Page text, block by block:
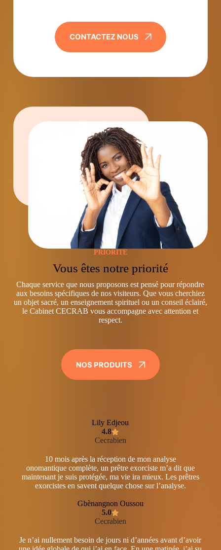
CONTACTEZ NOUS
PRIORITÉ
Vous êtes notre priorité
Chaque service que nous proposons est pensé pour répondre
aux besoins spécifiques de nos visiteurs. Que vous cherchiez
un objet sacré, un enseignement spirituel ou un conseil éclairé,
le Cabinet CECRAB vous accompagne avec attention et
respect.
NOS PRODUITS
Lily Edjeou
4.8
Cecrabien
10 mois après la réception de mon analyse
onomantique complète, un prêtre exorciste m’a dit que
maintenant je suis protégée, ma vie ira mieux. Les prêtres
exorcistes en savent quelque chose sur l’analyse.
Gbènangnon Oussou
5.0
Cecrabien
Je n’ai nullement besoin de jours ni d’années avant d’avoir